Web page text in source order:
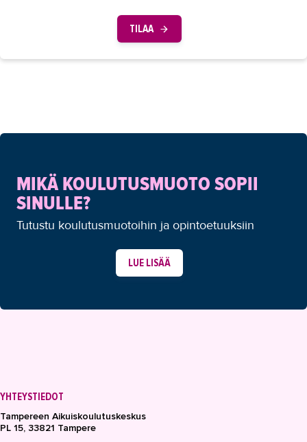
TILAA
MIKÄ KOULUTUSMUOTO SOPII
SINULLE?
Tutustu koulutusmuotoihin ja opintoetuuksiin
LUE LISÄÄ
YHTEYSTIEDOT
Tampereen Aikuiskoulutuskeskus
PL 15, 33821 Tampere